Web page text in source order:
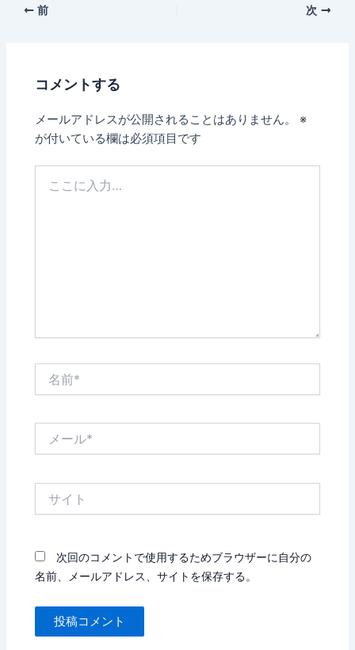
前 次
コメントする
メールアドレスが公開されることはありません。
※
が付いている欄は必須項目です
次回のコメントで使用するためブラウザーに自分の
名前、メールアドレス、サイトを保存する。